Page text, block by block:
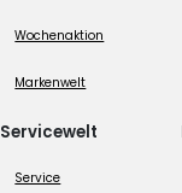
Wochenaktion
Markenwelt
Servicewelt
Service